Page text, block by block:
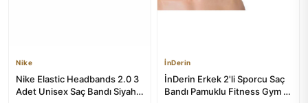
Nike
Nike Elastic Headbands 2.0 3
Adet Unisex Saç Bandı Siyah -
İnDerin
İnDerin Erkek 2'li Sporcu Saç
Bandı Pamuklu Fitness Gym |